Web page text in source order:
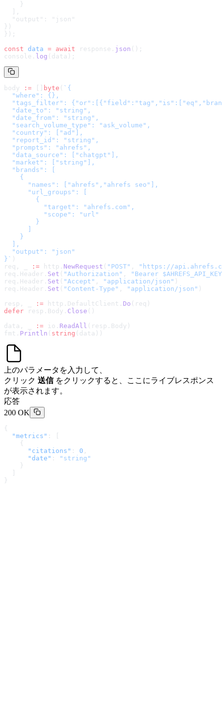
    }
  ],
  "output": "json"
} )
});
const data = await response. json ();
console. log (data);
body := byte ( ` {
  "where": {},
"tags_filter":
  "date_to": "string",
  "date_from": "string",
  "search_volume_type": "ask_volume",
  "country": ["ad"],
  "report_id": "string",
  "prompts": "ahrefs",
  "data_source": ["chatgpt"],
  "market": ["string"],
  "brands": [
    {
      "names": ["ahrefs","ahrefs seo"],
      "url_groups": [
        {
          "target": "ahrefs.com",
          "scope": "url"
        }
    }
  ],
  "output": "json"
} ` )
req, _
:= http. NewRequest ( "POST" , " https://
req.Header. Set ( "Authorization" ,
"Bearer
req.Header. Set ( "Accept" , "application/json" )
req.Header. Set ( "Content-Type" , "application/json" )
resp, _
:= http.DefaultClient. Do (req)
defer resp.Body. Close ()
data, _
:= io. ReadAll (resp.Body)
fmt. Println ( string (data))
上のパラメータを入力して、
クリック 送信 をクリックすると、ここにライブレスポンス
が表示されます。
応答
200 OK
{
  "metrics"
: [
    {
      "citations"
: 0 ,
      "date"
:
"string"
    }
}